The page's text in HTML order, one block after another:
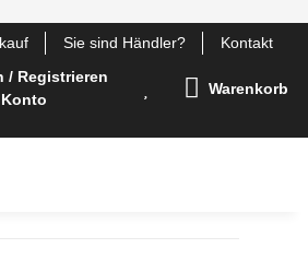
Sie sind Händler? Kontakt
/ Registrieren
Warenkorb